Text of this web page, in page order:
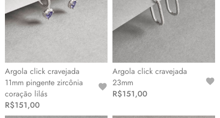
Argola click cravejada
11mm pingente zircônia
coração lilás
R$151,00
Argola click cravejada
23mm
R$151,00